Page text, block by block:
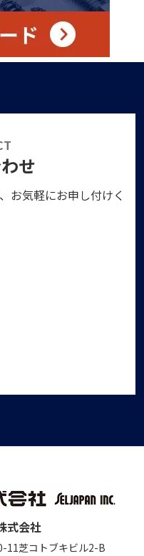
せ
お気軽にお申し付けく
式会社
11芝コトブキビル2-B